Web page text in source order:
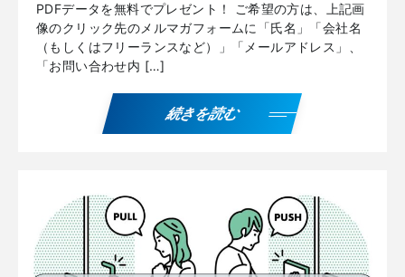
PDFデータを無料でプレゼント！ ご希望の方は、上記画
像のクリック先のメルマガフォームに「氏名」「会社名
（もしくはフリーランスなど）」「メールアドレス」、
「お問い合わせ内 […]
続きを読む